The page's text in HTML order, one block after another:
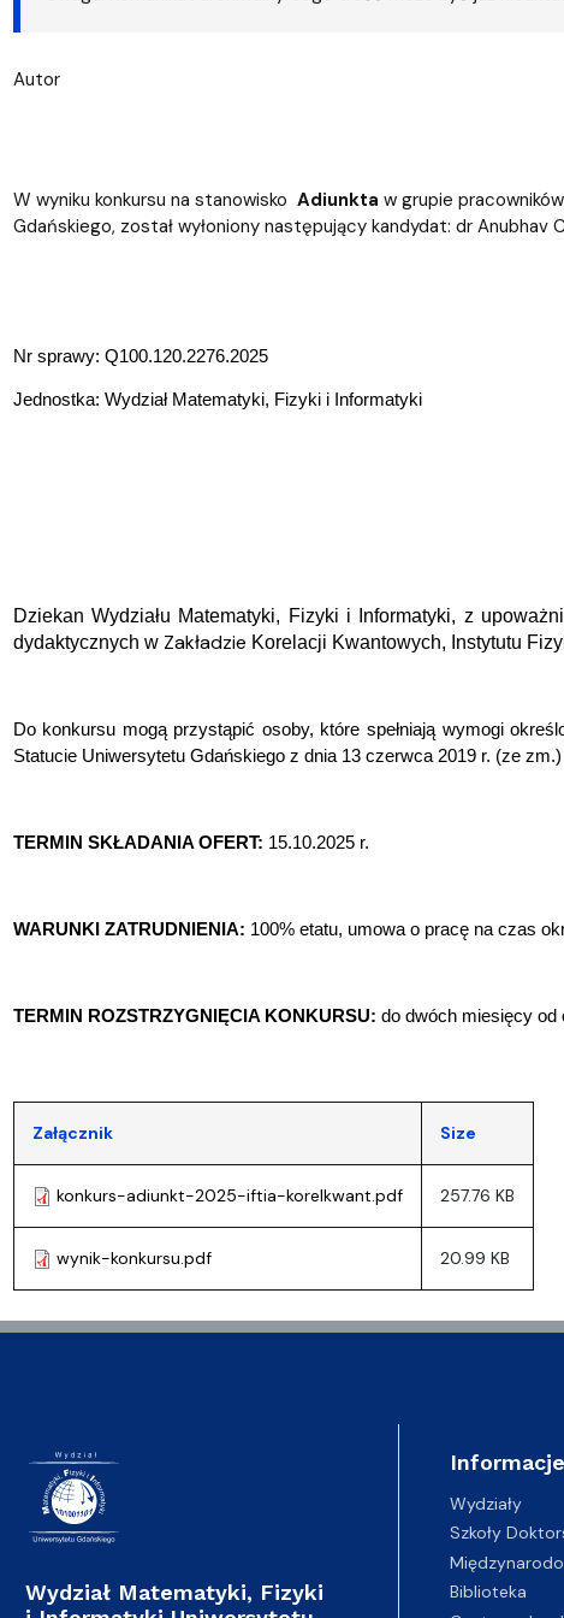
Autor
W wyniku konkursu na stanowisko Adiunkta w grupie
Gdańskiego, został wyłoniony następujący kandydat: dr Anubhav
Nr sprawy: Q100.120.2276.2025
Jednostka: Wydział Matematyki, Fizyki i Informatyki
Dziekan Wydziału Matematyki, Fizyki i Informatyki, z
dydaktycznych w Zakładzie Korelacji Kwantowych, Instytutu
Do konkursu mogą przystąpić osoby, które spełniają wymogi
Statucie Uniwersytetu Gdańskiego z dnia 13 czerwca 2019 r. (ze zm.)
TERMIN SKŁADANIA OFERT: 15.10.2025 r.
WARUNKI ZATRUDNIENIA: 100% etatu, umowa o pracę na czas
TERMIN ROZSTRZYGNIĘCIA KONKURSU: do dwóch miesięcy od
Załącznik Size
konkurs-adiunkt-2025-iftia-korelkwant.pdf 257.76 KB
wynik-konkursu.pdf 20.99 KB
Wydział Matematyki, Fizyki
Wydziały
Szkoły
Biblioteka